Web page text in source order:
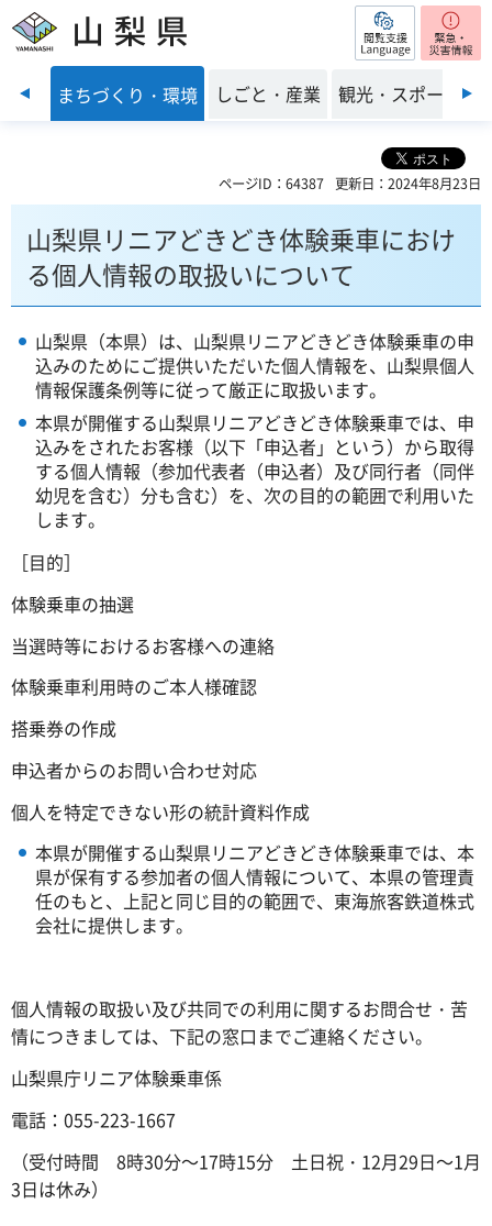
山梨県 閲覧支援
祉 まちづくり・環境 しごと・産業 観光・スポーツ
ページID：64387 更新日：2024年8月23日
山梨県リニアどきどき体験乗車におけ
る個人情報の取扱いについて
山梨県（本県）は、山梨県リニアどきどき体験乗車の申
込みのためにご提供いただいた個人情報を、山梨県個人
情報保護条例等に従って厳正に取扱います。
本県が開催する山梨県リニアどきどき体験乗車では、申
込みをされたお客様（以下「申込者」という）から取得
する個人情報（参加代表者（申込者）及び同行者（同伴
幼児を含む）分も含む）を、次の目的の範囲で利用いた
します。
［目的］
体験乗車の抽選
当選時等におけるお客様への連絡
体験乗車利用時のご本人様確認
搭乗券の作成
申込者からのお問い合わせ対応
個人を特定できない形の統計資料作成
本県が開催する山梨県リニアどきどき体験乗車では、本
県が保有する参加者の個人情報について、本県の管理責
任のもと、上記と同じ目的の範囲で、東海旅客鉄道株式
会社に提供します。
個人情報の取扱い及び共同での利用に関するお問合せ・苦
情につきましては、下記の窓口までご連絡ください。
山梨県庁リニア体験乗車係
電話：055-223-1667
（受付時間 8時30分～17時15分 土日祝・12月29日～1月
3日は休み）